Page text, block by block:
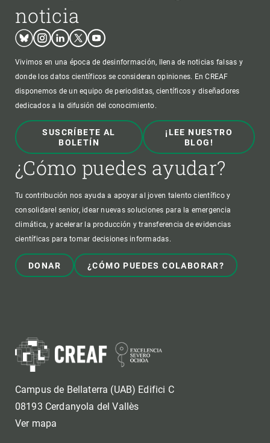
noticia
BlueskyInstagram
LinkedinTwitterYoutube
Vivimos en una época de desinformación, llena de noticias falsas y
donde los datos científicos se consideran opiniones. En CREAF
disponemos de un equipo de periodistas, científicos y diseñadores
dedicados a la difusión del conocimiento.
SUSCRÍBETE AL
BOLETÍN
¡LEE NUESTRO
BLOG!
¿Cómo puedes ayudar?
Tu contribución nos ayuda a apoyar al joven talento científico y
consolidarel senior, idear nuevas soluciones para la emergencia
climática, y acelerar la producción y transferencia de evidencias
científicas para tomar decisiones informadas.
DONAR ¿CÓMO PUEDES COLABORAR?
Campus de Bellaterra (UAB) Edifici C
08193 Cerdanyola del Vallès
Ver mapa